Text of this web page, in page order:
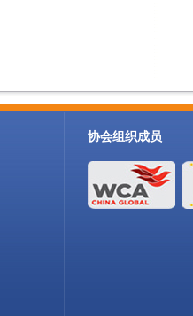
协会组织成员